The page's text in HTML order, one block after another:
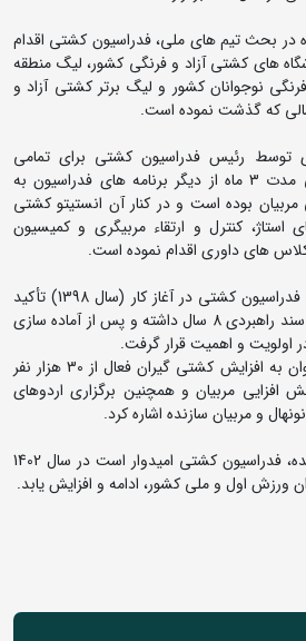
در بحث تیم های ملی، فدراسیون کشتی اقدام
های کشتی آزاد و فرنگی کشور، لیگ منطقه
فرنگی نوجوانان کشور و لیگ برتر کشتی آزاد و
که گذشت نموده است.
توسط رئیس فدراسیون کشتی برای تمامی
مربیان استان های کشور طی مدت 3 ماه از دیگر برنامه های فدراسیون به
بوده است و در کنار آن انستیتو کشتی
کنترل و ارتقاء مربیگری و کمیسیون
های داوری اقدام نموده است.
خاطرنشان می سازد مدیریت فدراسیون کشتی در آغاز کار (سال 1398) تأکید
ویژه ای برای تدوین برنامه و سند راهبردی 8 سال داشته و پس از آماده سازی
اولویت و اهمیت قرار گرفت.
از جمله موضوعات مهم می توان به افزایش کشتی گیران فعال از 30 هزار نفر
نفر، دانش افزایی مربیان و همچنین برگزاری اردوهای
و مربیان سازنده اشاره کرد.
بر اساس هدفگذاری انجام شده، فدراسیون کشتی امیدوار است در سال 1402
ورزش اول و ملی کشور، ادامه و افزایش یابد.